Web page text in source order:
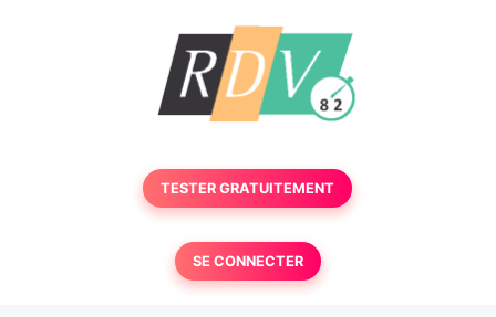
TESTER GRATUITEMENT
SE CONNECTER